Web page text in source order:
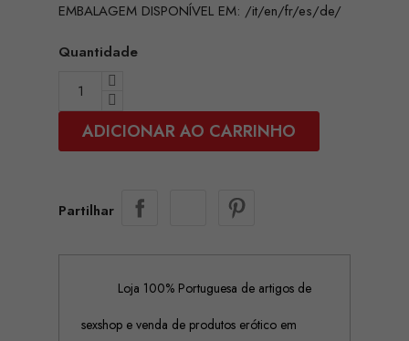
EMBALAGEM DISPONÍVEL EM: /it/en/fr/es/de/
Quantidade
ADICIONAR AO CARRINHO
Partilhar
Loja 100% Portuguesa de artigos de
sexshop e venda de produtos erótico em